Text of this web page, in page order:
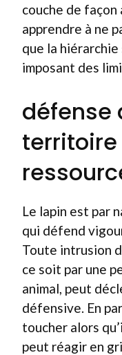
couche de
apprendre à ne
que la
imposant des
défense
territoire
Le lapin est par
qui défend
Toute intrusion
ce soit par une
animal, peut
défensive. En
toucher alors
peut réagir en